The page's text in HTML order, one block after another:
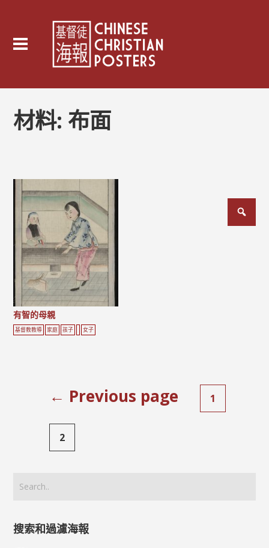
材料: 布面
有智的母親
基督教教導 家庭 孩子 女子
文
頁
← Previous page 1
2
搜索和過濾海報